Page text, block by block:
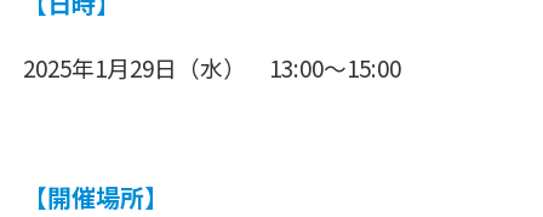
2025年1月29日（水） 13:00～15:00
【開催場所】